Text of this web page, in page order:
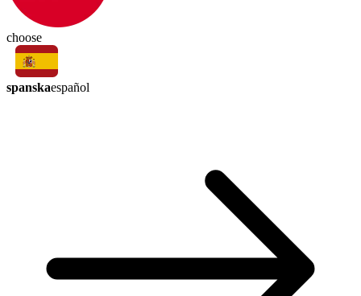
choose
spanskaespañol